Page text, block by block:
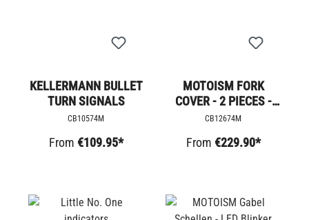
KELLERMANN BULLET
TURN SIGNALS
CB10574M
From €109.95*
MOTOISM FORK
COVER - 2 PIECES -
WITH INDICATORS -
CB12674M
From €229.90*